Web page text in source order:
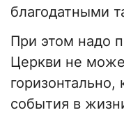
благодатными
При этом надо
Церкви не
горизонтально,
события в